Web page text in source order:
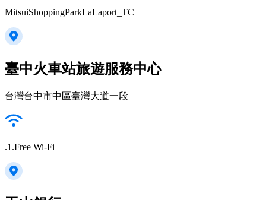
MitsuiShoppingParkLaLaport_TC
臺中火車站旅遊服務中心
台灣台中市中區臺灣大道一段
.1.Free Wi-Fi